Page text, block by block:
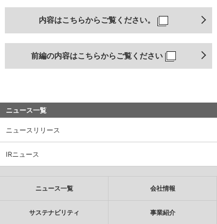
ニュース一覧
ニュースリリース
IRニュース
内容はこちらからご覧ください。
前編の内容はこちらからご覧ください
ニュース一覧 会社情報
サステナビリティ 事業紹介